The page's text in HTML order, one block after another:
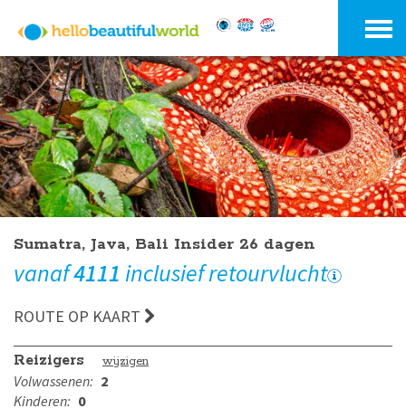
Sumatra, Java, Bali Insider 26 dagen
vanaf4111 inclusief retourvlucht
ROUTE OP KAART
Reizigers wijzigen
Volwassenen: 2
Kinderen: 0